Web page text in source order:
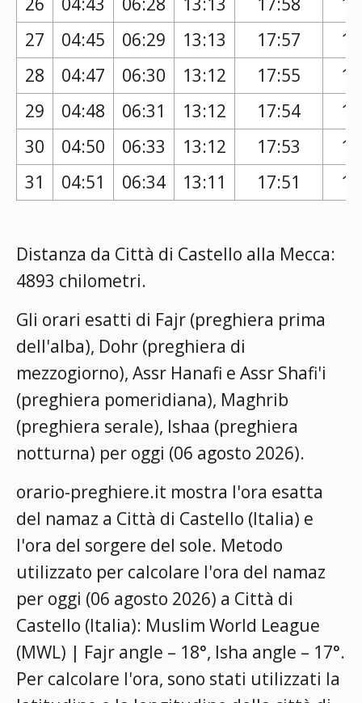
27
04:45 06:29 13:13 17:57
28
04:47 06:30 13:12 17:55
29
04:48 06:31 13:12 17:54
30
04:50 06:33 13:12 17:53
31
04:51 06:34 13:11 17:51
Distanza da Città di Castello alla Mecca:
4893 chilometri.
Gli orari esatti di Fajr (preghiera prima
dell'alba), Dohr (preghiera di
mezzogiorno), Assr Hanafi e Assr Shafi'i
(preghiera pomeridiana), Maghrib
(preghiera serale), Ishaa (preghiera
notturna) per oggi (06 agosto 2026).
orario-preghiere.it mostra l'ora esatta
del namaz a Città di Castello (Italia) e
l'ora del sorgere del sole. Metodo
utilizzato per calcolare l'ora del namaz
per oggi (06 agosto 2026) a Città di
Castello (Italia): Muslim World League
(MWL) | Fajr angle – 18°, Isha angle – 17°.
Per calcolare l'ora, sono stati utilizzati la